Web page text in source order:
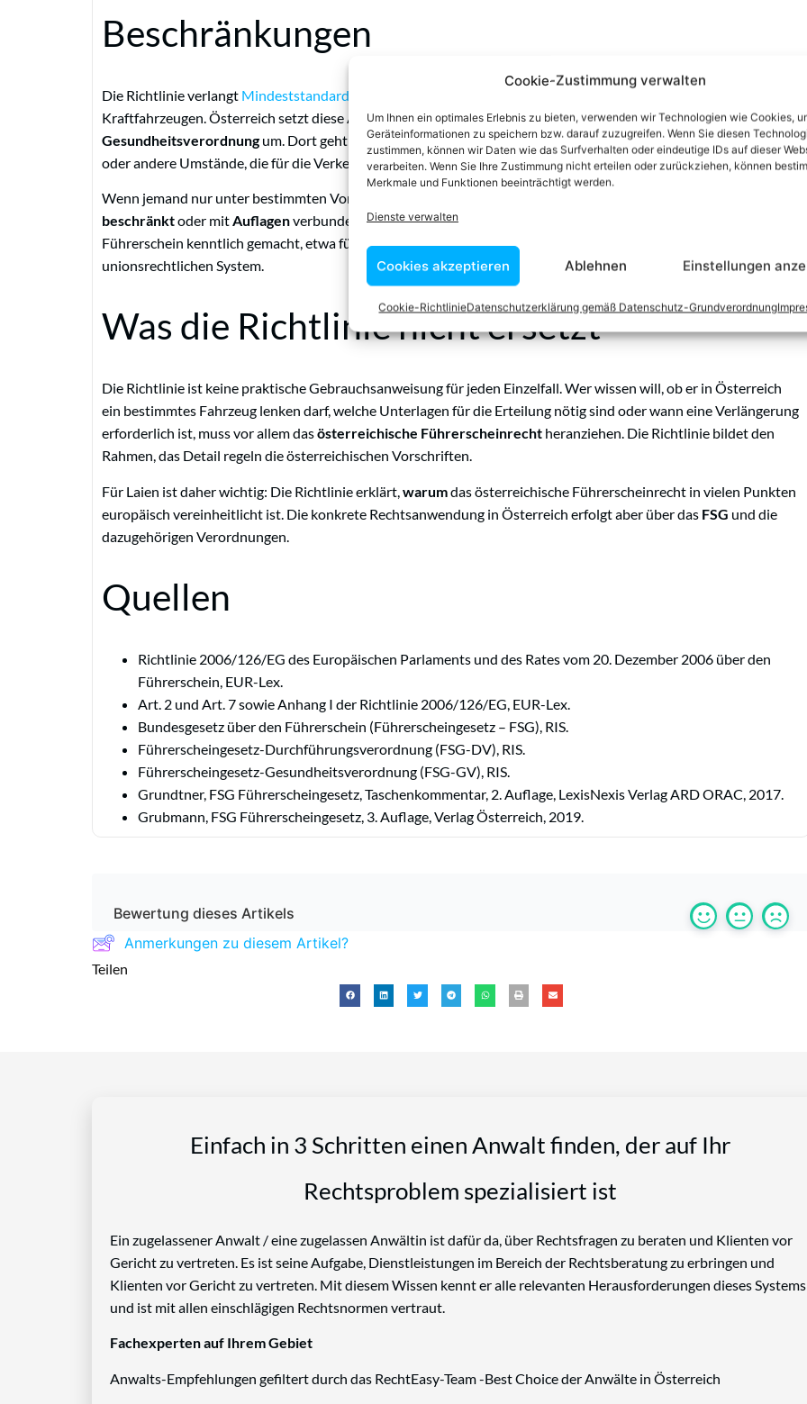
Cookie-Zustimmung verwalten
Um Ihnen ein optimales Erlebnis zu bieten, verwenden wir Technologien wie Cookies,
Geräteinformationen zu speichern bzw. darauf zuzugreifen. Wenn Sie diesen
zustimmen, können wir Daten wie das Surfverhalten oder eindeutige IDs auf dieser
verarbeiten. Wenn Sie Ihre Zustimmung nicht erteilen oder zurückziehen, können
Merkmale und Funktionen beeinträchtigt werden.
Dienste verwalten
Cookies akzeptieren Ablehnen Einstellungen
Cookie-RichtlinieDatenschutzerklärung gemäß Datenschutz-Grundverordnung
Beschränkungen
Die Richtlinie verlangt Mindeststandards
für die körperliche und geistige Eignung zum Lenken von
Kraftfahrzeugen. Österreich setzt diese Anforderungen vor allem in der Führerscheingesetz-
Gesundheitsverordnungum. Dort geht es etwa um Sehvermögen, Erkrankungen, Abhängigkeitserkrankungen
oder andere Umstände, die für die Verkehrssicherheit relevant sein können.
Wenn jemand nur unter bestimmten Voraussetzungen sicher fahren kann, kann die Lenkberechtigung
beschränktoder mitAuflagenverbunden werden. Solche Beschränkungen werden regelmäßig durch Codes im
Führerschein kenntlich gemacht, etwa für Sehhilfen oder Fahrzeuganpassungen. Auch das folgt dem
unionsrechtlichen System.
Was die Richtlinie nicht ersetzt
Die Richtlinie ist keine praktische Gebrauchsanweisung für jeden Einzelfall. Wer wissen will, ob er in Österreich
ein bestimmtes Fahrzeug lenken darf, welche Unterlagen für die Erteilung nötig sind oder wann eine Verlängerung
erforderlich ist, muss vor allem dasösterreichische Führerscheinrecht heranziehen. Die Richtlinie bildet den
Rahmen, das Detail regeln die österreichischen Vorschriften.
Für Laien ist daher wichtig: Die Richtlinie erklärt,warumdas österreichische Führerscheinrecht in vielen Punkten
europäisch vereinheitlicht ist. Die konkrete Rechtsanwendung in Österreich erfolgt aber über das FSG und die
dazugehörigen Verordnungen.
Quellen
Richtlinie 2006/126/EG des Europäischen Parlaments und des Rates vom 20. Dezember 2006 über den
Führerschein, EUR-Lex.
Art. 2 und Art. 7 sowie Anhang I der Richtlinie 2006/126/EG, EUR-Lex.
Bundesgesetz über den Führerschein (Führerscheingesetz – FSG), RIS.
Führerscheingesetz-Durchführungsverordnung (FSG-DV), RIS.
Führerscheingesetz-Gesundheitsverordnung (FSG-GV), RIS.
Grundtner, FSG Führerscheingesetz, Taschenkommentar, 2. Auflage, LexisNexis Verlag ARD ORAC, 2017.
Grubmann, FSG Führerscheingesetz, 3. Auflage, Verlag Österreich, 2019.
Bewertung dieses Artikels
Anmerkungen zu diesem Artikel?
Teilen
Einfach in 3 Schritten einen Anwalt finden, der auf Ihr
Rechtsproblem spezialisiert ist
Ein zugelassener Anwalt / eine zugelassen Anwältin ist dafür da, über Rechtsfragen zu beraten und Klienten vor
Gericht zu vertreten. Es ist seine Aufgabe, Dienstleistungen im Bereich der Rechtsberatung zu erbringen und
Klienten vor Gericht zu vertreten. Mit diesem Wissen kennt er alle relevanten Herausforderungen dieses Systems
und ist mit allen einschlägigen Rechtsnormen vertraut.
Fachexperten auf Ihrem Gebiet
Anwalts-Empfehlungen gefiltert durch das RechtEasy-Team -Best Choice der Anwälte in Österreich